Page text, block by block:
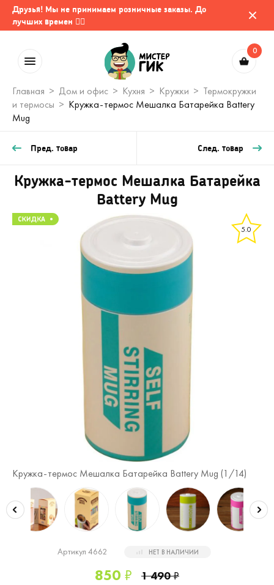
Друзья! Мы не принимаем розничные заказы. До
лучших времен 🤷‍♂️
0
Главная Дом и офис Кухня Кружки
Термокружки
и термосы
Кружка-термос Мешалка Батарейка Battery
Mug
Пред. товар След. товар
Кружка-термос Мешалка Батарейка
Battery Mug
5.0
Кружка-термос Мешалка Батарейка Battery Mug (1 /14)
Артикул 4662 НЕТ В НАЛИЧИИ
850 ₽ 1 490₽